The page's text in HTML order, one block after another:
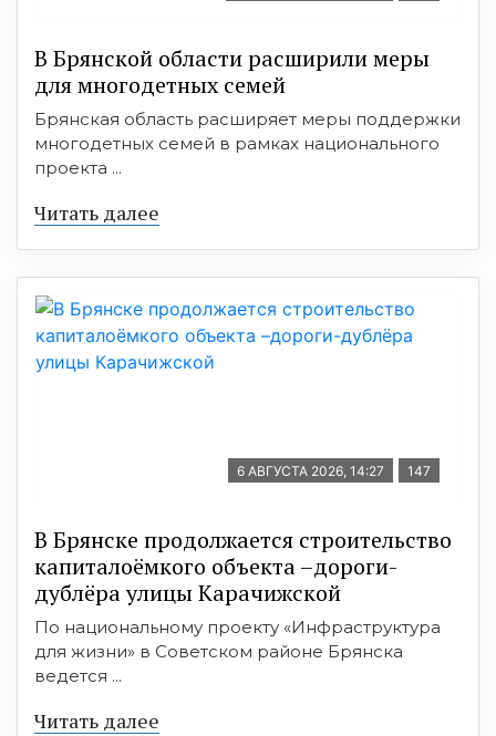
В Брянской области расширили меры
для многодетных семей
Брянская область расширяет меры поддержки
многодетных семей в рамках национального
проекта ...
Читать далее
6 АВГУСТА 2026, 14:27 147
В Брянске продолжается строительство
капиталоёмкого объекта –дороги-
дублёра улицы Карачижской
По национальному проекту «Инфраструктура
для жизни» в Советском районе Брянска
ведется ...
Читать далее